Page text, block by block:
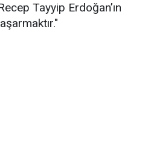
Tayyip Erdoğan’ın